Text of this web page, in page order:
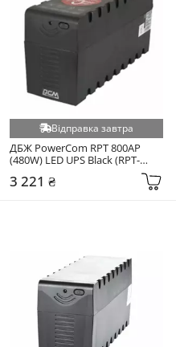
Відправка завтра
ДБЖ PowerCom RPT 800AP
(480W) LED UPS Black (RPT-
3 221 ₴